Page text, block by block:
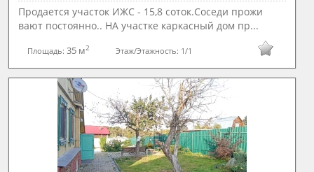
Продается участок ИЖС - 15,8 соток.Соседи прожи
вают постоянно.. НА участке каркасный дом пр...
Площадь:35 м2 Этаж/Этажность: 1/1